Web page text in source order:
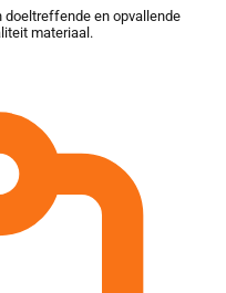
doeltreffende en opvallende
materiaal.